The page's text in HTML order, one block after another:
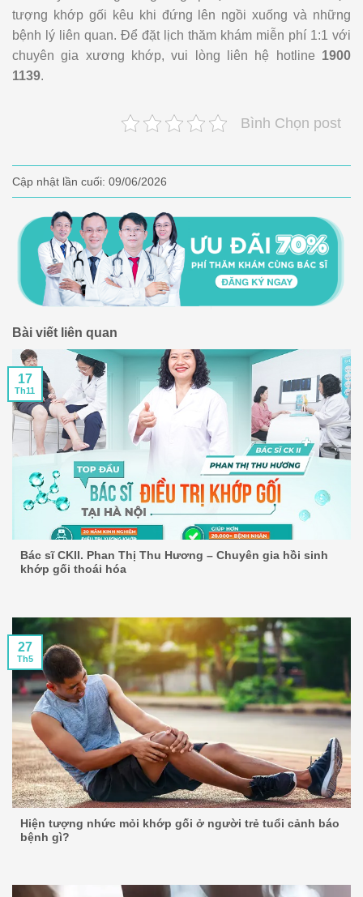
tượng khớp gối kêu khi đứng lên ngồi xuống và những
bệnh lý liên quan. Để đặt lịch thăm khám miễn phí 1:1 với
chuyên gia xương khớp, vui lòng liên hệ hotline 1900
1139.
Bình Chọn post
Cập nhật lần cuối: 09/06/2026
Bài viết liên quan
Bác sĩ CKII. Phan Thị Thu Hương – Chuyên gia hồi sinh
khớp gối thoái hóa
17
Th11
Hiện tượng nhức mỏi khớp gối ở người trẻ tuổi cảnh báo
bệnh gì?
27
Th5